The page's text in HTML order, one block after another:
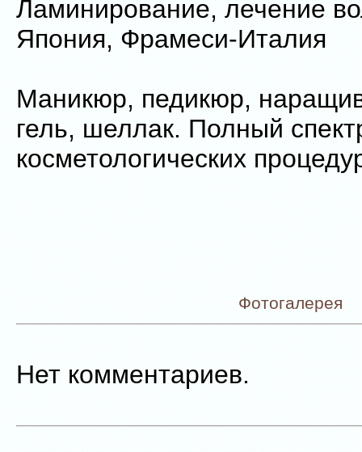
Ламинирование, лечение
Япония, Фрамеси-Италия
Маникюр, педикюр,
гель, шеллак. Полный
косметологических
Фотогалерея
Нет комментариев.